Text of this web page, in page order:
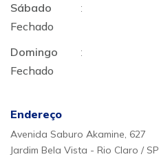
Sábado
:
Fechado
Domingo
:
Fechado
Endereço
Avenida Saburo Akamine, 627
Jardim Bela Vista - Rio Claro / SP